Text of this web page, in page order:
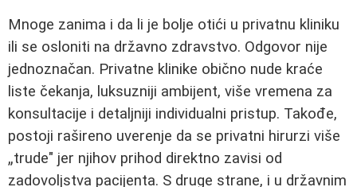
Mnoge zanima i da li je bolje otići u privatnu kliniku
ili se osloniti na državno zdravstvo. Odgovor nije
jednoznačan. Privatne klinike obično nude kraće
liste čekanja, luksuzniji ambijent, više vremena za
konsultacije i detaljniji individualni pristup. Takođe,
postoji rašireno uverenje da se privatni hirurzi više
„trude" jer njihov prihod direktno zavisi od
zadovoljstva pacijenta. S druge strane, i u državnim